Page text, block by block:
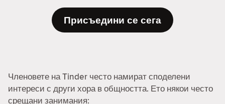
Присъедини се сега
Членовете на Tinder често намират споделени
интереси с други хора в общността. Ето някои често
срещани занимания: